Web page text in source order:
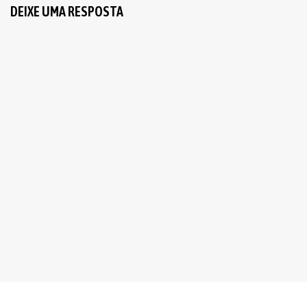
DEIXE UMA RESPOSTA